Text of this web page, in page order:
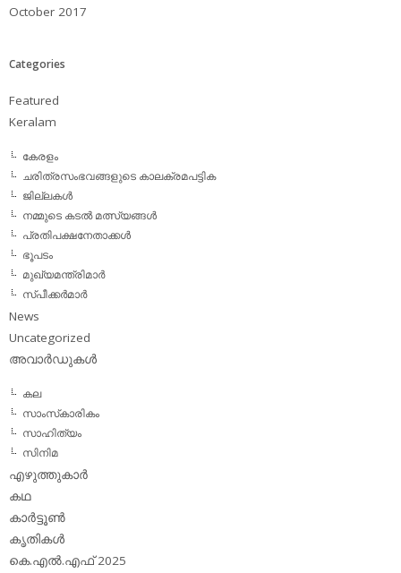
October 2017
Categories
Featured
Keralam
കേരളം
ചരിത്രസംഭവങ്ങളുടെ കാലക്രമപട്ടിക
ജില്ലകള്‍
നമ്മുടെ കടല്‍ മത്സ്യങ്ങള്‍
പ്രതിപക്ഷനേതാക്കള്‍
ഭൂപടം
മുഖ്യമന്ത്രിമാര്‍
സ്പീക്കര്‍മാര്‍
News
Uncategorized
അവാര്‍ഡുകള്‍
കല
സാംസ്‌കാരികം
സാഹിത്യം
സിനിമ
എഴുത്തുകാര്‍
കഥ
കാര്‍ട്ടൂണ്‍
കൃതികള്‍
കെ.എല്‍.എഫ് 2025